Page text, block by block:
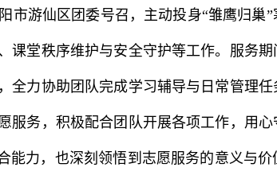
市游仙区团委号召，主动投身“雏鹰归
课堂秩序维护与安全守护等工作。服务
力协助团队完成学习辅导与日常管理
服务，积极配合团队开展各项工作，用
能力，也深刻领悟到志愿服务的意义与